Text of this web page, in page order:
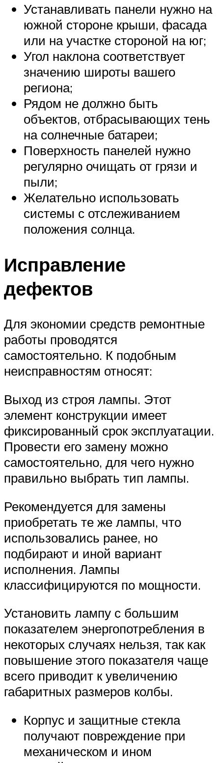
Устанавливать панели нужно на
южной стороне крыши, фасада
или на участке стороной на юг;
Угол наклона соответствует
значению широты вашего
региона;
Рядом не должно быть
объектов, отбрасывающих тень
на солнечные батареи;
Поверхность панелей нужно
регулярно очищать от грязи и
пыли;
Желательно использовать
системы с отслеживанием
положения солнца.
Исправление
дефектов
Для экономии средств ремонтные
работы проводятся
самостоятельно. К подобным
неисправностям относят:
Выход из строя лампы. Этот
элемент конструкции имеет
фиксированный срок эксплуатации.
Провести его замену можно
самостоятельно, для чего нужно
правильно выбрать тип лампы.
Рекомендуется для замены
приобретать те же лампы, что
использовались ранее, но
подбирают и иной вариант
исполнения. Лампы
классифицируются по мощности.
Установить лампу с большим
показателем энергопотребления в
некоторых случаях нельзя, так как
повышение этого показателя чаще
всего приводит к увеличению
габаритных размеров колбы.
Корпус и защитные стекла
получают повреждение при
механическом и ином